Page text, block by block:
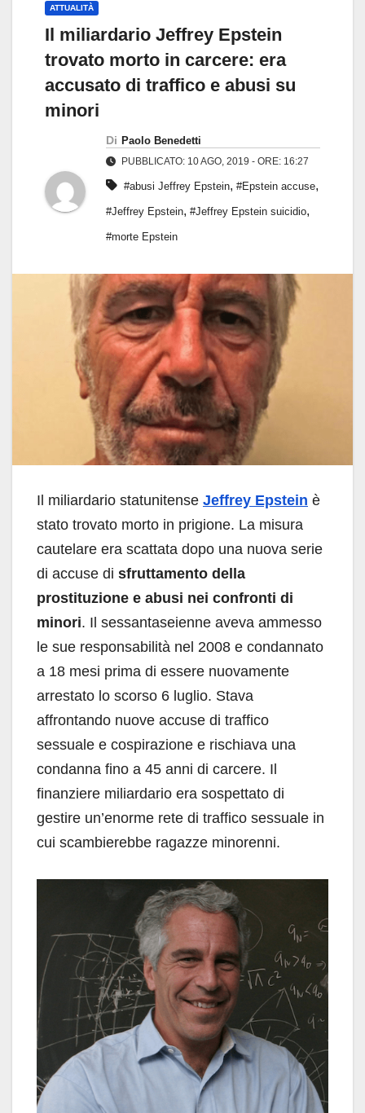
ATTUALITÀ
Il miliardario Jeffrey Epstein
trovato morto in carcere: era
accusato di traffico e abusi su
minori
Di Paolo Benedetti
PUBBLICATO: 10 AGO, 2019 - ORE: 16:27
#abusi Jeffrey Epstein, #Epstein accuse,
#Jeffrey Epstein, #Jeffrey Epstein suicidio,
#morte Epstein
Il miliardario statunitense Jeffrey Epstein è
stato trovato morto in prigione. La misura
cautelare era scattata dopo una nuova serie
di accuse di sfruttamento della
prostituzione e abusi nei confronti di
minori. Il sessantaseienne aveva ammesso
le sue responsabilità nel 2008 e condannato
a 18 mesi prima di essere nuovamente
arrestato lo scorso 6 luglio. Stava
affrontando nuove accuse di traffico
sessuale e cospirazione e rischiava una
condanna fino a 45 anni di carcere. Il
finanziere miliardario era sospettato di
gestire un’enorme rete di traffico sessuale in
cui scambierebbe ragazze minorenni.